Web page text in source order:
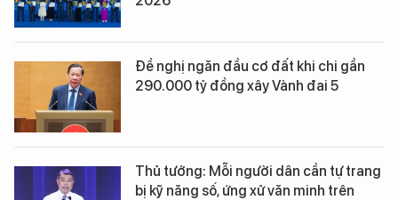
Đề nghị ngăn đầu cơ đất khi chi gần
290.000 tỷ đồng xây Vành đai 5
Thủ tướng: Mỗi người dân cần tự trang
bị kỹ năng số, ứng xử văn minh trên